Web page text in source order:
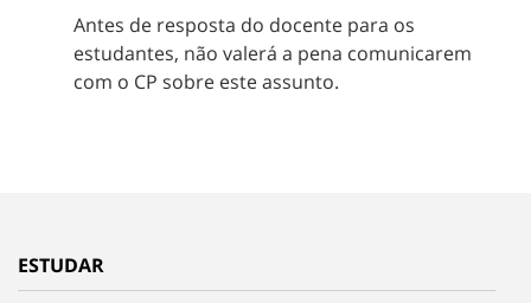
Antes de resposta do docente para os
estudantes, não valerá a pena comunicarem
com o CP sobre este assunto.
ESTUDAR